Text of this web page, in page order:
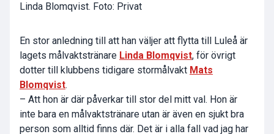
Linda Blomqvist. Foto: Privat
En stor anledning till att han väljer att flytta till Luleå är
lagets målvaktstränare Linda Blomqvist, för övrigt
dotter till klubbens tidigare stormålvakt Mats
Blomqvist.
– Att hon är där påverkar till stor del mitt val. Hon är
inte bara en målvaktstränare utan är även en sjukt bra
person som alltid finns där. Det är i alla fall vad jag har